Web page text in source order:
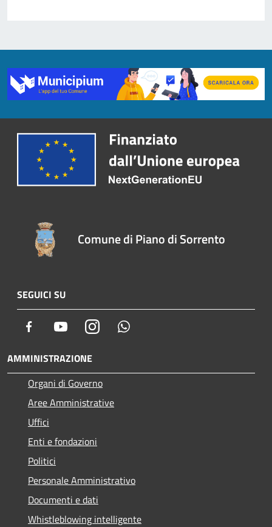
Comune di Piano di Sorrento
SEGUICI SU
Facebook YoutubeInstagram
AMMINISTRAZIONE
Organi di Governo
Aree Amministrative
Uffici
Enti e fondazioni
Politici
Personale Amministrativo
Documenti e dati
Whistleblowing intelligente